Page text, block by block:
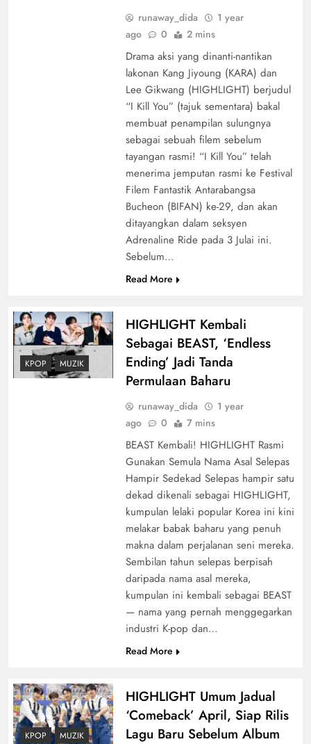
runaway_dida
1 year
ago
0 2 mins
Drama aksi yang dinanti-nantikan
lakonan Kang Jiyoung (KARA) dan
Lee Gikwang (HIGHLIGHT) berjudul
“I Kill You” (tajuk sementara) bakal
membuat penampilan sulungnya
sebagai sebuah filem sebelum
tayangan rasmi! “I Kill You” telah
menerima jemputan rasmi ke Festival
Filem Fantastik Antarabangsa
Bucheon (BIFAN) ke-29, dan akan
ditayangkan dalam seksyen
Adrenaline Ride pada 3 Julai ini.
Sebelum…
Read More
KPOP MUZIK
HIGHLIGHT Kembali
Sebagai BEAST, ‘Endless
Ending’ Jadi Tanda
Permulaan Baharu
runaway_dida
1 year
ago
0 7 mins
BEAST Kembali! HIGHLIGHT Rasmi
Gunakan Semula Nama Asal Selepas
Hampir Sedekad Selepas hampir satu
dekad dikenali sebagai HIGHLIGHT,
kumpulan lelaki popular Korea ini kini
melakar babak baharu yang penuh
makna dalam perjalanan seni mereka.
Sembilan tahun selepas berpisah
daripada nama asal mereka,
kumpulan ini kembali sebagai BEAST
— nama yang pernah menggegarkan
industri K-pop dan…
Read More
KPOP MUZIK
HIGHLIGHT Umum Jadual
‘Comeback’ April, Siap Rilis
Lagu Baru Sebelum Album